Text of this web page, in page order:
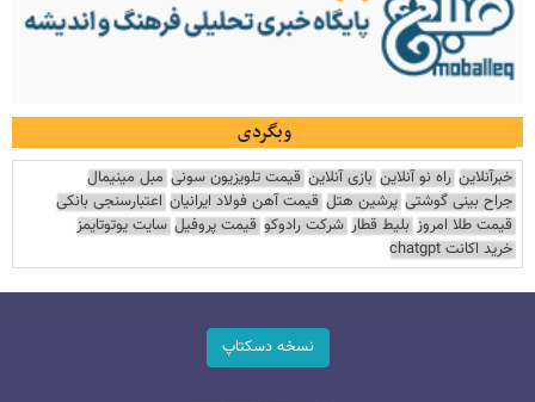
وبگردی
خبرآنلاین راه نو آنلاین بازی آنلاین قیمت تلویزیون سونی مبل مینیمال
جراح بینی گوشتی پرشین هتل قیمت آهن فولاد ایرانیان اعتبارسنجی بانکی
قیمت طلا امروز بلیط قطار شرکت رادوکو قیمت پروفیل سایت یوتوتایمز
خرید اکانت chatgpt
نسخه دسکتاپ